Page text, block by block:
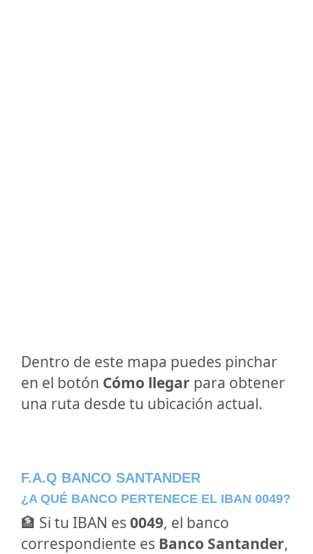
Dentro de este mapa puedes pinchar
en el botón Cómo llegar para obtener
una ruta desde tu ubicación actual.
F.A.Q BANCO SANTANDER
¿A QUÉ BANCO PERTENECE EL IBAN 0049?
🏦 Si tu IBAN es 0049, el banco
correspondiente es Banco Santander,